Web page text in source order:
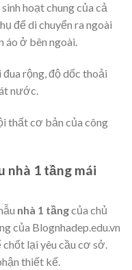
hoạt chung của cả
để di chuyển ra ngoài
áo ở bên ngoài.
rộng, độ dốc thoải
nước.
thất cơ bản của công
nhà 1 tầng mái
nhà 1 tầngcủa chủ
của Blognhadep.edu.vn
lại yêu cầu cơ sở.
thiết kế.